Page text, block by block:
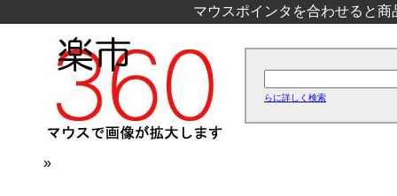
マウスポインタを合わせると
らに詳しく検索
»